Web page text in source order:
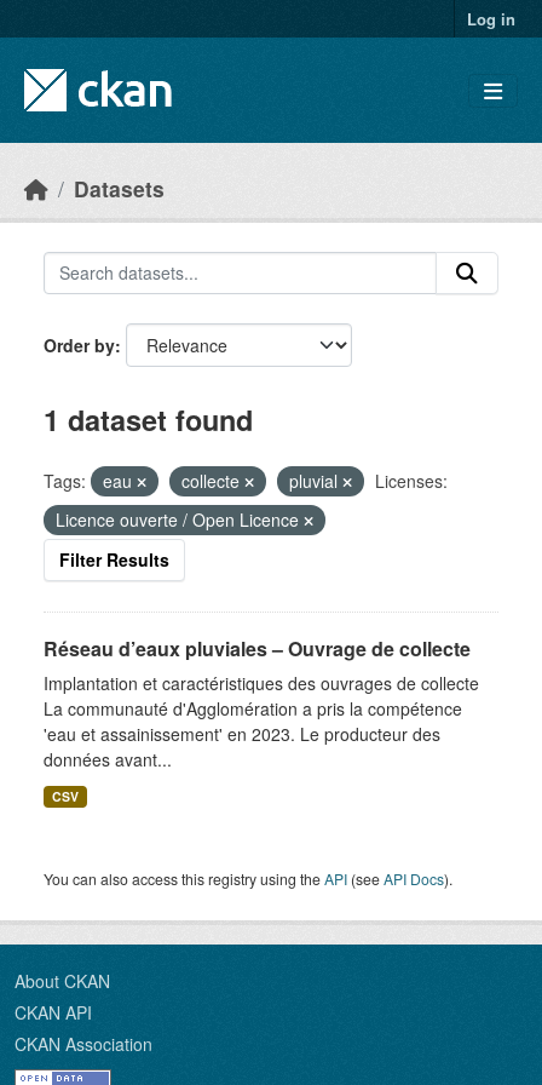
Log in
Datasets
Order by
1 dataset found
Tags: eau collecte pluvial
Licenses:
Licence ouverte / Open Licence
Filter Results
Réseau d’eaux pluviales – Ouvrage de collecte
Implantation et caractéristiques des ouvrages de collecte
La communauté d'Agglomération a pris la compétence
'eau et assainissement' en 2023. Le producteur des
données avant...
CSV
You can also access this registry using theAPI (seeAPI Docs).
About CKAN
CKAN API
CKAN Association